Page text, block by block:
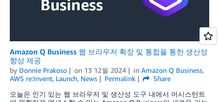
Amazon Q Business 웹 브라우저 확장 및 통합을 통한 생산성
향상 제공
by Donnie Prakoso on 13 12월 2024 in Amazon Q Business,
AWS re:Invent, Launch, News Permalink
Share
오늘은 인기 있는 웹 브라우저 및 생산성 도구 내에서 어시스턴트